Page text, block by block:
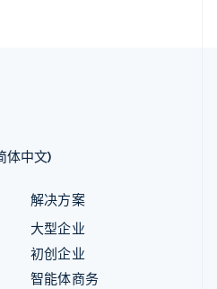
体中文)
解决方案
大型企业
初创企业
智能体商务